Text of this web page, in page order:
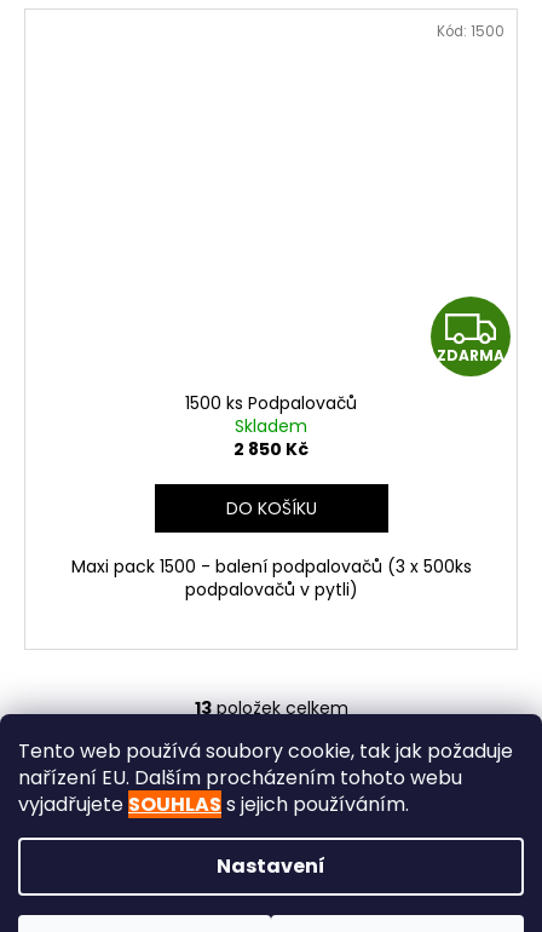
Tento web používá soubory cookie, tak jak požaduje
nařízení EU. Dalším procházením tohoto webu
vyjadřujete SOUHLAS s jejich používáním.
Nastavení
Z
D
ZDARMA
1500 ks Podpalovačů
Skladem
2 850 Kč
DO KOŠÍKU
Maxi pack 1500 - balení podpalovačů (3 x 500ks
podpalovačů v pytli)
Kód: 1500
O
v
l
á
c
í
13položek celkem
á Již od roku 2010 Podpalovač
Obchodní podmínky
Spolupráce pro firmy